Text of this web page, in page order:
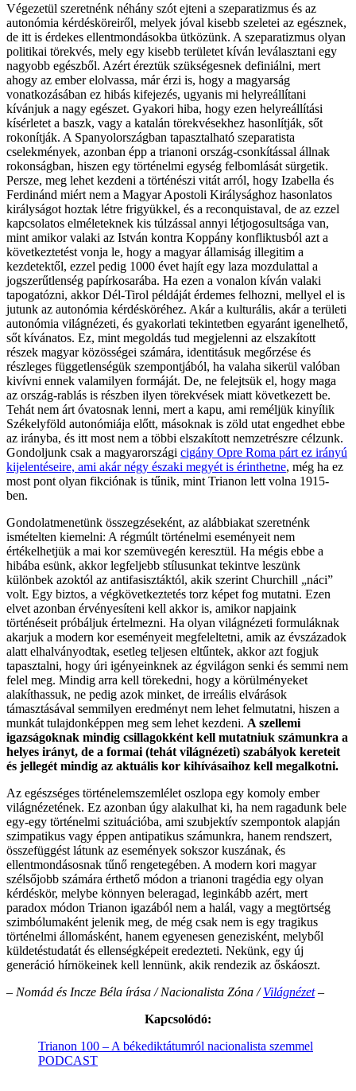
Végezetül szeretnénk néhány szót ejteni a szeparatizmus és az
autonómia kérdésköreiről, melyek jóval kisebb szeletei az egésznek,
de itt is érdekes ellentmondásokba ütközünk. A szeparatizmus olyan
politikai törekvés, mely egy kisebb területet kíván leválasztani egy
nagyobb egészből. Azért éreztük szükségesnek definiálni, mert
ahogy az ember elolvassa, már érzi is, hogy a magyarság
vonatkozásában ez hibás kifejezés, ugyanis mi helyreállítani
kívánjuk a nagy egészet. Gyakori hiba, hogy ezen helyreállítási
kísérletet a baszk, vagy a katalán törekvésekhez hasonlítják, sőt
rokonítják. A Spanyolországban tapasztalható szeparatista
cselekmények, azonban épp a trianoni ország-csonkítással állnak
rokonságban, hiszen egy történelmi egység felbomlását sürgetik.
Persze, meg lehet kezdeni a történészi vitát arról, hogy Izabella és
Ferdinánd miért nem a Magyar Apostoli Királysághoz hasonlatos
királyságot hoztak létre frigyükkel, és a reconquistaval, de az ezzel
kapcsolatos elméleteknek kis túlzással annyi létjogosultsága van,
mint amikor valaki az István kontra Koppány konfliktusból azt a
következtetést vonja le, hogy a magyar államiság illegitim a
kezdetektől, ezzel pedig 1000 évet hajít egy laza mozdulattal a
jogszerűtlenség papírkosarába. Ha ezen a vonalon kíván valaki
tapogatózni, akkor Dél-Tirol példáját érdemes felhozni, mellyel el is
jutunk az autonómia kérdésköréhez. Akár a kulturális, akár a területi
autonómia világnézeti, és gyakorlati tekintetben egyaránt igenelhető,
sőt kívánatos. Ez, mint megoldás tud megjelenni az elszakított
részek magyar közösségei számára, identitásuk megőrzése és
részleges függetlenségük szempontjából, ha valaha sikerül valóban
kivívni ennek valamilyen formáját. De, ne felejtsük el, hogy maga
az ország-rablás is részben ilyen törekvések miatt következett be.
Tehát nem árt óvatosnak lenni, mert a kapu, ami reméljük kinyílik
Székelyföld autonómiája előtt, másoknak is zöld utat engedhet ebbe
az irányba, és itt most nem a többi elszakított nemzetrészre célzunk.
Gondoljunk csak a magyarországi cigány Opre Roma párt ez irányú
kijelentéseire, ami akár négy északi megyét is érinthetne, még ha ez
most pont olyan fikciónak is tűnik, mint Trianon lett volna 1915-
ben.
Gondolatmenetünk összegzéseként, az alábbiakat szeretnénk
ismételten kiemelni: A régmúlt történelmi eseményeit nem
értékelhetjük a mai kor szemüvegén keresztül. Ha mégis ebbe a
hibába esünk, akkor legfeljebb stílusunkat tekintve leszünk
különbek azoktól az antifasisztáktól, akik szerint Churchill „náci”
volt. Egy biztos, a végkövetkeztetés torz képet fog mutatni. Ezen
elvet azonban érvényesíteni kell akkor is, amikor napjaink
történéseit próbáljuk értelmezni. Ha olyan világnézeti formuláknak
akarjuk a modern kor eseményeit megfeleltetni, amik az évszázadok
alatt elhalványodtak, esetleg teljesen eltűntek, akkor azt fogjuk
tapasztalni, hogy úri igényeinknek az égvilágon senki és semmi nem
felel meg. Mindig arra kell törekedni, hogy a körülményeket
alakíthassuk, ne pedig azok minket, de irreális elvárások
támasztásával semmilyen eredményt nem lehet felmutatni, hiszen a
munkát tulajdonképpen meg sem lehet kezdeni. A szellemi
igazságoknak mindig csillagokként kell mutatniuk számunkra a
helyes irányt, de a formai (tehát világnézeti) szabályok kereteit
és jellegét mindig az aktuális kor kihívásaihoz kell megalkotni.
Az egészséges történelemszemlélet oszlopa egy komoly ember
világnézetének. Ez azonban úgy alakulhat ki, ha nem ragadunk bele
egy-egy történelmi szituációba, ami szubjektív szempontok alapján
szimpatikus vagy éppen antipatikus számunkra, hanem rendszert,
összefüggést látunk az események sokszor kuszának, és
ellentmondásosnak tűnő rengetegében. A modern kori magyar
szélsőjobb számára érthető módon a trianoni tragédia egy olyan
kérdéskör, melybe könnyen beleragad, leginkább azért, mert
paradox módon Trianon igazából nem a halál, vagy a megtörtség
szimbólumaként jelenik meg, de még csak nem is egy tragikus
történelmi állomásként, hanem egyenesen genezisként, melyből
küldetéstudatát és ellenségképeit eredezteti. Nekünk, egy új
generáció hírnökeinek kell lennünk, akik rendezik az őskáoszt.
– Nomád és Incze Béla írása / Nacionalista Zóna /Világnézet–
Kapcsolódó:
Trianon 100 – A békediktátumról nacionalista szemmel
PODCAST